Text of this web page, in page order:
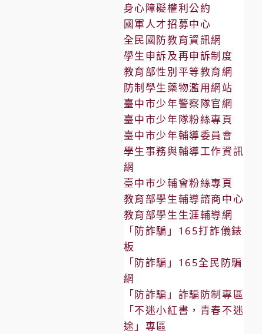
身心障礙權利公約
國軍人才招募中心
全民國防教育資訊網
學生申訴及再申訴制度
教育部性別平等教育網
防制學生藥物濫用網站
臺中市少年警察隊官網
臺中市少年隊粉絲專頁
臺中市少年輔導委員會
學生事務與輔導工作資訊
網
臺中市少輔會粉絲專頁
教育部學生輔導諮商中心
教育部學生生涯輔導網
「防詐騙」165打詐儀錶
板
「防詐騙」165全民防騙
網
「防詐騙」詐騙防制專區
「不迷小紅書，青春不迷
途」專區